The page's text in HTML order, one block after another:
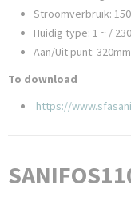
Stroomverbruik:
Huidig ​​type: 1 ~ /
Aan/Uit punt:
To download
https://